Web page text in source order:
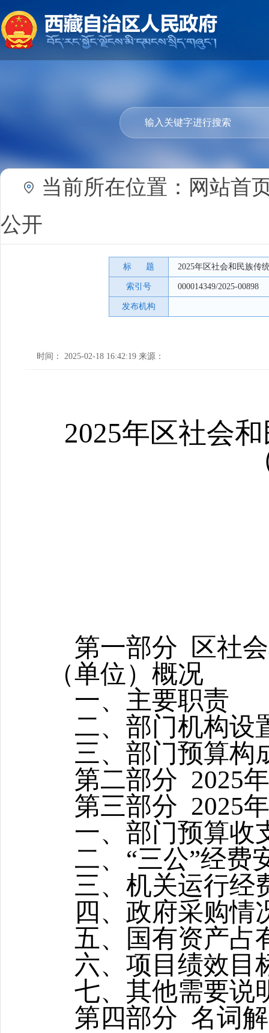
当前所在位置： 网站首
公开
标 题 2025年区社会和民族传
索引号 000014349/2025-00898
发布机构
时间： 2025-02-18 16:42:19 来源：
2025年 区社会
第一部分
区社
（单位）概况
一、主要职责
二、部门机构设
三、 部门预算构
第二部分 2025
第三部分 2025
一、部门预算收
二、 “三公”经费
三、机关运行经
四、政府采购情
五、国有资产占
六、 项目绩效目
七、 其他需要说
第四部分 名词